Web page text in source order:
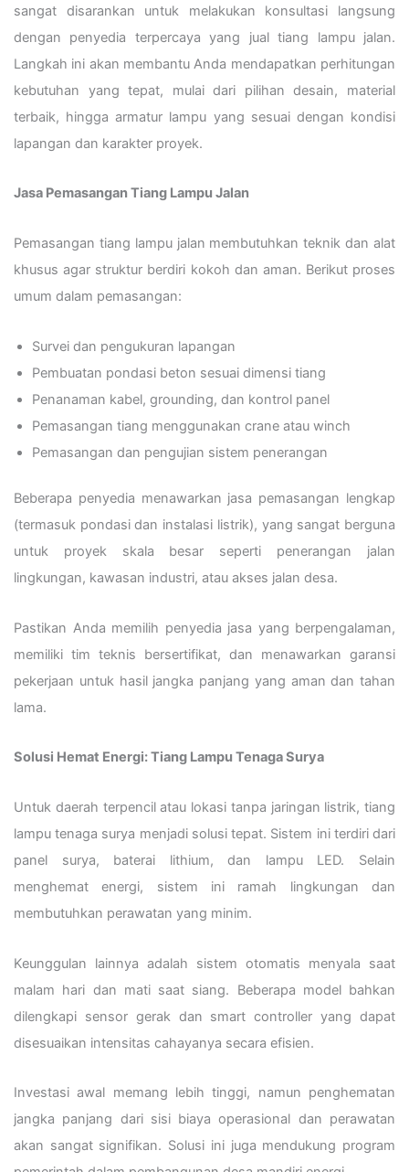
sangat disarankan untuk melakukan konsultasi langsung
dengan penyedia terpercaya yang jual tiang lampu jalan.
Langkah ini akan membantu Anda mendapatkan perhitungan
kebutuhan yang tepat, mulai dari pilihan desain, material
terbaik, hingga armatur lampu yang sesuai dengan kondisi
lapangan dan karakter proyek.
Jasa Pemasangan Tiang Lampu Jalan
Pemasangan tiang lampu jalan membutuhkan teknik dan alat
khusus agar struktur berdiri kokoh dan aman. Berikut proses
umum dalam pemasangan:
Survei dan pengukuran lapangan
Pembuatan pondasi beton sesuai dimensi tiang
Penanaman kabel, grounding, dan kontrol panel
Pemasangan tiang menggunakan crane atau winch
Pemasangan dan pengujian sistem penerangan
Beberapa penyedia menawarkan jasa pemasangan lengkap
(termasuk pondasi dan instalasi listrik), yang sangat berguna
untuk proyek skala besar seperti penerangan jalan
lingkungan, kawasan industri, atau akses jalan desa.
Pastikan Anda memilih penyedia jasa yang berpengalaman,
memiliki tim teknis bersertifikat, dan menawarkan garansi
pekerjaan untuk hasil jangka panjang yang aman dan tahan
lama.
Solusi Hemat Energi: Tiang Lampu Tenaga Surya
Untuk daerah terpencil atau lokasi tanpa jaringan listrik, tiang
lampu tenaga surya menjadi solusi tepat. Sistem ini terdiri dari
panel surya, baterai lithium, dan lampu LED. Selain
menghemat energi, sistem ini ramah lingkungan dan
membutuhkan perawatan yang minim.
Keunggulan lainnya adalah sistem otomatis menyala saat
malam hari dan mati saat siang. Beberapa model bahkan
dilengkapi sensor gerak dan smart controller yang dapat
disesuaikan intensitas cahayanya secara efisien.
Investasi awal memang lebih tinggi, namun penghematan
jangka panjang dari sisi biaya operasional dan perawatan
akan sangat signifikan. Solusi ini juga mendukung program